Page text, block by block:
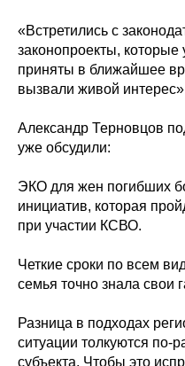
«Встретились с
законопроекты, которые
приняты в ближайшее
вызвали живой
Александр Терновцов
уже обсудили:
ЭКО для жен погибших
инициатив, которая
при участии КСВО.
Четкие сроки по всем
семья точно знала свои
Разница в подходах
ситуации толкуются по-
субъекта. Чтобы это